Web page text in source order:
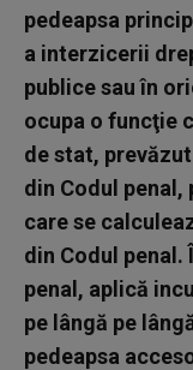
pedeapsa
a interzicerii
publice sau în
ocupa o funcţie
de stat,
din Codul penal,
care se
din Codul penal.
penal, aplică
pe lângă pe
pedeapsa